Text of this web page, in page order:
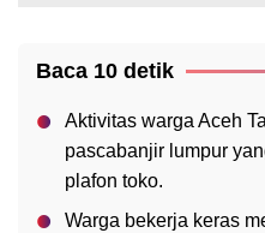
Baca 10 detik
Aktivitas warga Aceh
pascabanjir lumpur
plafon toko.
Warga bekerja keras